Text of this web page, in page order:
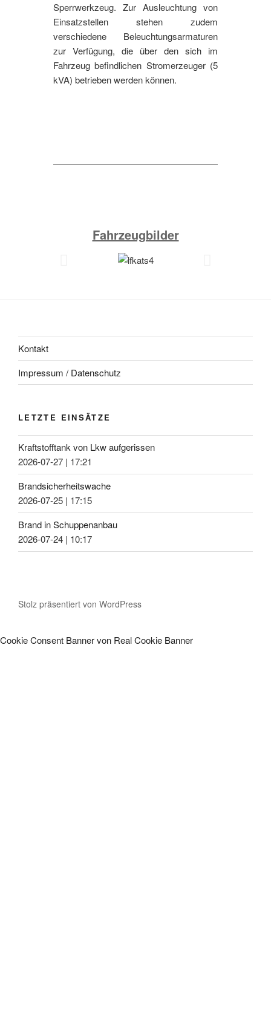
Sperrwerkzeug. Zur Ausleuchtung von
Einsatzstellen stehen zudem
verschiedene Beleuchtungsarmaturen
zur Verfügung, die über den sich im
Fahrzeug befindlichen Stromerzeuger (5
kVA) betrieben werden können.
Fahrzeugbilder
Kontakt
Impressum / Datenschutz
LETZTE EINSÄTZE
Kraftstofftank von Lkw aufgerissen
2026-07-27 | 17:21
Brandsicherheitswache
2026-07-25 | 17:15
Brand in Schuppenanbau
2026-07-24 | 10:17
Stolz präsentiert von WordPress
Cookie Consent Banner von Real Cookie Banner